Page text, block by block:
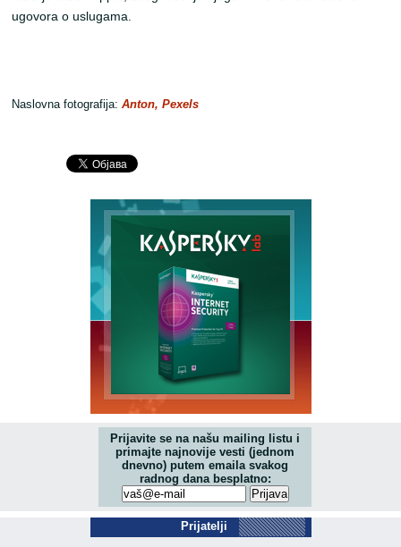
ugovora o uslugama.
Naslovna fotografija:Anton, Pexels
Prijavite se na našu mailing listu i
primajte najnovije vesti (jednom
dnevno) putem emaila svakog
radnog dana besplatno:
Prijatelji